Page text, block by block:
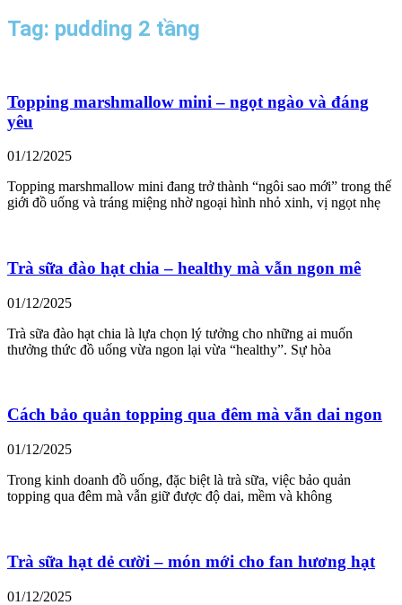
Tag: pudding 2 tầng
Topping marshmallow mini – ngọt ngào và đáng
yêu
01/12/2025
Topping marshmallow mini đang trở thành “ngôi sao mới” trong thế
giới đồ uống và tráng miệng nhờ ngoại hình nhỏ xinh, vị ngọt nhẹ
Trà sữa đào hạt chia – healthy mà vẫn ngon mê
01/12/2025
Trà sữa đào hạt chia là lựa chọn lý tưởng cho những ai muốn
thưởng thức đồ uống vừa ngon lại vừa “healthy”. Sự hòa
Cách bảo quản topping qua đêm mà vẫn dai ngon
01/12/2025
Trong kinh doanh đồ uống, đặc biệt là trà sữa, việc bảo quản
topping qua đêm mà vẫn giữ được độ dai, mềm và không
Trà sữa hạt dẻ cười – món mới cho fan hương hạt
01/12/2025